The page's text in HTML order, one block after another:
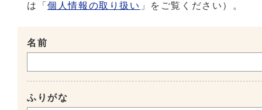
は「個人情報の取り扱い 」をご覧ください）。
名前
ふりがな